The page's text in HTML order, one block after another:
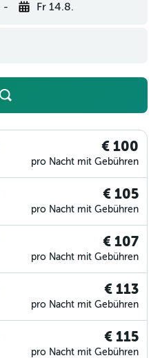
- Fr 14.8.
€ 100
pro Nacht mit Gebühren
€ 105
pro Nacht mit Gebühren
€ 107
pro Nacht mit Gebühren
€ 113
pro Nacht mit Gebühren
€ 115
pro Nacht mit Gebühren